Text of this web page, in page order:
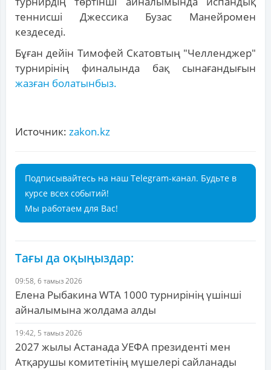
теннисші Джессика Бузас Манейромен
кездеседі.
Бұған дейін Тимофей Скатовтың "Челленджер"
турнирінің финалында бақ сынағандығын
жазған болатынбыз.
Источник: zakon.kz
Подписывайтесь на наш Telegram-канал. Будьте в
курсе всех событий!
Мы работаем для Вас!
Тағы да оқыңыздар:
09:58, 6 тамыз 2026
Елена Рыбакина WTA 1000 турнирінің үшінші
айналымына жолдама алды
19:42, 5 тамыз 2026
2027 жылы Астанада УЕФА президенті мен
Атқарушы комитетінің мүшелері сайланады